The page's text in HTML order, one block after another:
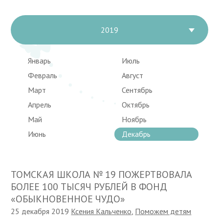
2019
Январь
Февраль
Март
Апрель
Май
Июнь
Июль
Август
Сентябрь
Октябрь
Ноябрь
Декабрь
ТОМСКАЯ ШКОЛА № 19 ПОЖЕРТВОВАЛА
БОЛЕЕ 100 ТЫСЯЧ РУБЛЕЙ В ФОНД
«ОБЫКНОВЕННОЕ ЧУДО»
25 декабря 2019 Ксения Кальченко, Поможем детям